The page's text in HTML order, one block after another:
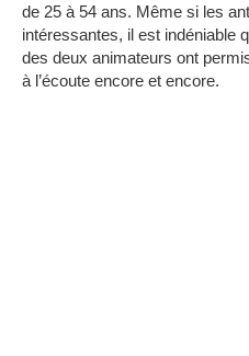
de 25 à 54 ans. Même si les
intéressantes, il est indéniable
des deux animateurs ont
à l’écoute encore et encore.